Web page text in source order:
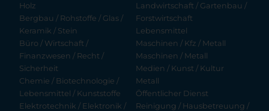
Holz
Bergbau / Rohstoffe / Glas /
Keramik / Stein
Büro / Wirtschaft /
Finanzwesen / Recht /
Sicherheit
Chemie / Biotechnologie /
Lebensmittel / Kunststoffe
Elektrotechnik / Elektronik /
Landwirtschaft / Gartenbau /
Forstwirtschaft
Lebensmittel
Maschinen / Kfz / Metall
Maschinen / Metall
Medien / Kunst / Kultur
Metall
Öffentlicher Dienst
Reinigung / Hausbetreuung /